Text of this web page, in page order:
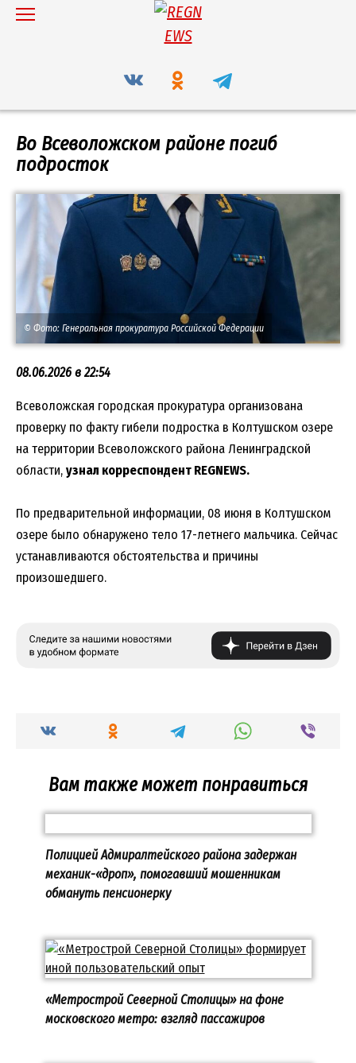
Перейти
Во Всеволожском районе погиб
подросток
© Фото: Генеральная прокуратура Российской Федерации
08.06.2026 в 22:54
Всеволожская городская прокуратура организована
проверку по факту гибели подростка в Колтушском озере
на территории Всеволожского района Ленинградской
области, узнал корреспондент REGNEWS.
По предварительной информации, 08 июня в Колтушском
озере было обнаружено тело 17-летнего мальчика. Сейчас
устанавливаются обстоятельства и причины
произошедшего.
Вам также может понравиться
Полицией Адмиралтейского района задержан
механик-«дроп», помогавший мошенникам
обмануть пенсионерку
«Метрострой Северной Столицы» на фоне
московского метро: взгляд пассажиров